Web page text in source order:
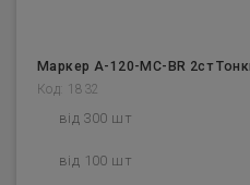
Маркер A-120-MC-BR 2ст
Код: 1832
від 300 шт
від 100 шт